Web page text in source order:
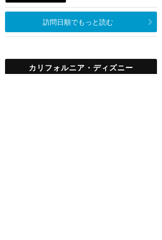
訪問日順でもっと読む
カリフォルニア・ディズニー